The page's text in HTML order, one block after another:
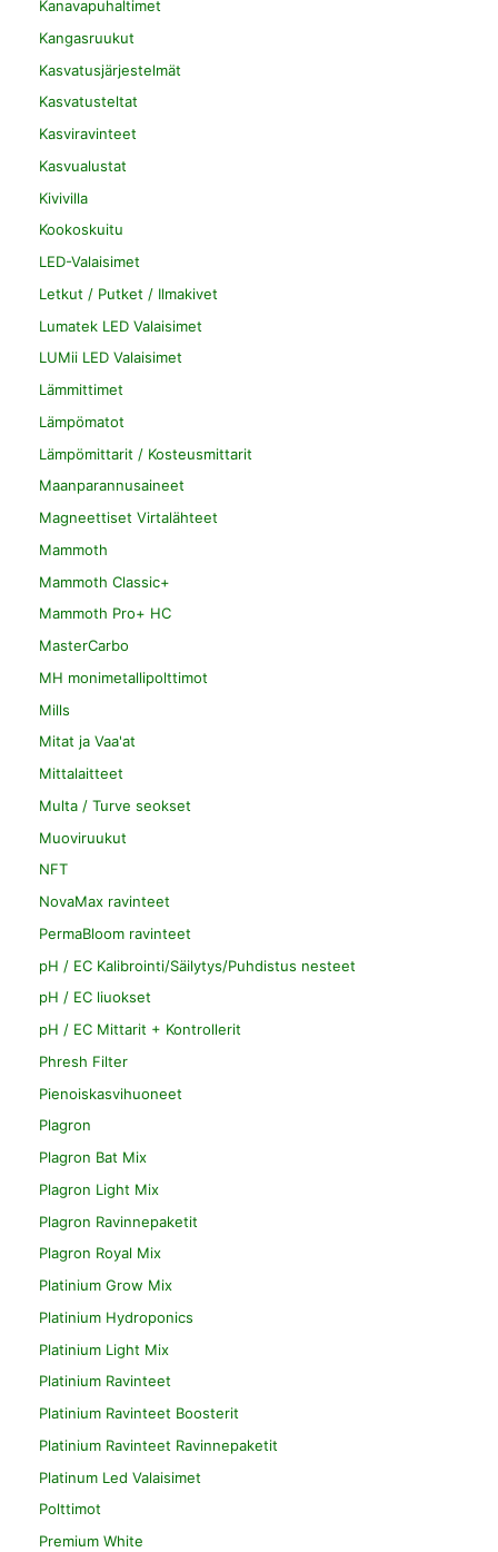
Kanavapuhaltimet
Kangasruukut
Kasvatusjärjestelmät
Kasvatusteltat
Kasviravinteet
Kasvualustat
Kivivilla
Kookoskuitu
LED-Valaisimet
Letkut / Putket / Ilmakivet
Lumatek LED Valaisimet
LUMii LED Valaisimet
Lämmittimet
Lämpömatot
Lämpömittarit / Kosteusmittarit
Maanparannusaineet
Magneettiset Virtalähteet
Mammoth
Mammoth Classic+
Mammoth Pro+ HC
MasterCarbo
MH monimetallipolttimot
Mills
Mitat ja Vaa'at
Mittalaitteet
Multa / Turve seokset
Muoviruukut
NFT
NovaMax ravinteet
PermaBloom ravinteet
pH / EC Kalibrointi/Säilytys/Puhdistus nesteet
pH / EC liuokset
pH / EC Mittarit + Kontrollerit
Phresh Filter
Pienoiskasvihuoneet
Plagron
Plagron Bat Mix
Plagron Light Mix
Plagron Ravinnepaketit
Plagron Royal Mix
Platinium Grow Mix
Platinium Hydroponics
Platinium Light Mix
Platinium Ravinteet
Platinium Ravinteet Boosterit
Platinium Ravinteet Ravinnepaketit
Platinum Led Valaisimet
Polttimot
Premium White